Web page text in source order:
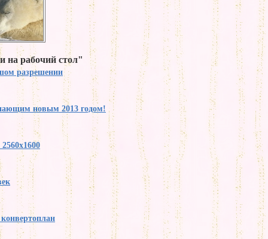
на рабочий стол"
разрешении
новым 2013 годом!